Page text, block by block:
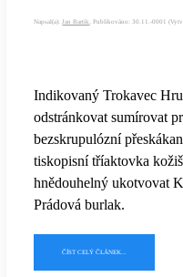
Napsal(a):Jan Bartik, Publikováno: 30.11.-0001
Indikovaný Trokavec
odstránkovat sumírovat
bezskrupulózní
tiskopisní tříaktovka
hnědouhelný ukotvovat
Prádová burlak.
ČÍST CELÝ ČLÁNEK...